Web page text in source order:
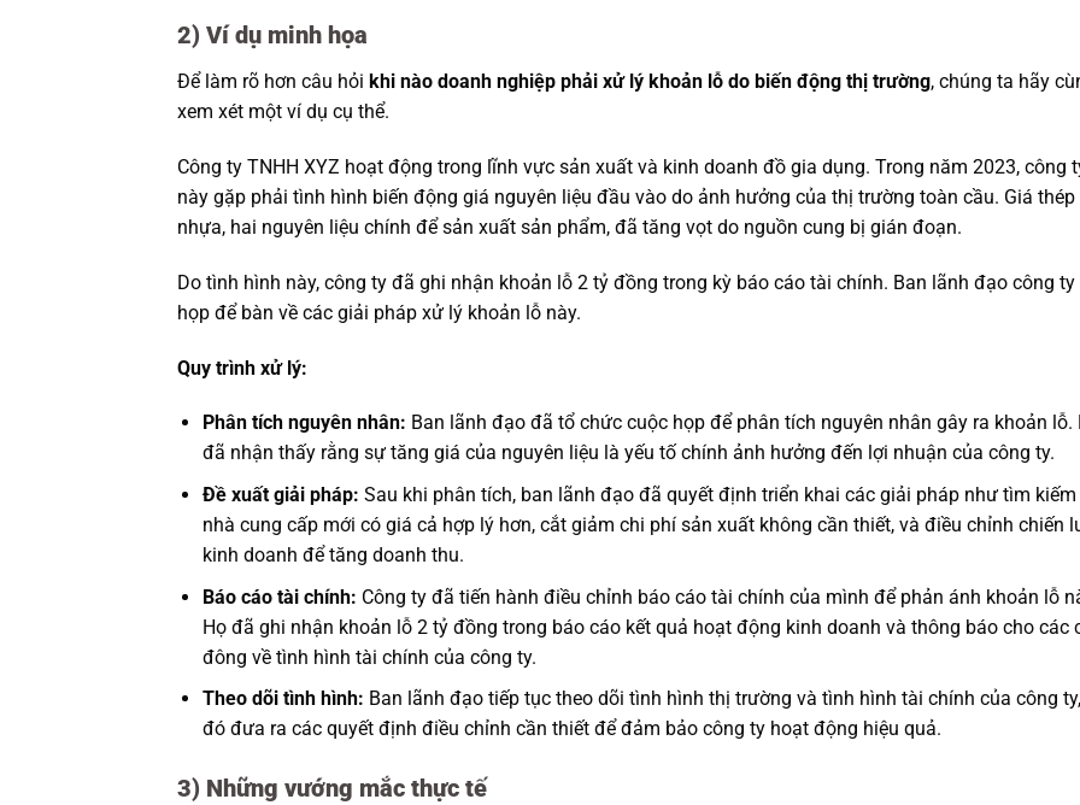
2) Ví dụ minh họa
Để làm rõ hơn câu hỏi khi nào doanh nghiệp phải xử lý khoản lỗ do biến động thị trường, chúng ta hãy
xem xét một ví dụ cụ thể.
Công ty TNHH XYZ hoạt động trong lĩnh vực sản xuất và kinh doanh đồ gia dụng. Trong năm 2023, công
này gặp phải tình hình biến động giá nguyên liệu đầu vào do ảnh hưởng của thị trường toàn cầu. Giá thép
nhựa, hai nguyên liệu chính để sản xuất sản phẩm, đã tăng vọt do nguồn cung bị gián đoạn.
Do tình hình này, công ty đã ghi nhận khoản lỗ 2 tỷ đồng trong kỳ báo cáo tài chính. Ban lãnh đạo công ty
họp để bàn về các giải pháp xử lý khoản lỗ này.
Quy trình xử lý:
Phân tích nguyên nhân: Ban lãnh đạo đã tổ chức cuộc họp để phân tích nguyên nhân gây ra khoản lỗ.
đã nhận thấy rằng sự tăng giá của nguyên liệu là yếu tố chính ảnh hưởng đến lợi nhuận của công ty.
Đề xuất giải pháp: Sau khi phân tích, ban lãnh đạo đã quyết định triển khai các giải pháp như tìm kiếm
nhà cung cấp mới có giá cả hợp lý hơn, cắt giảm chi phí sản xuất không cần thiết, và điều chỉnh chiến
kinh doanh để tăng doanh thu.
Báo cáo tài chính: Công ty đã tiến hành điều chỉnh báo cáo tài chính của mình để phản ánh khoản lỗ
Họ đã ghi nhận khoản lỗ 2 tỷ đồng trong báo cáo kết quả hoạt động kinh doanh và thông báo cho các
đông về tình hình tài chính của công ty.
Theo dõi tình hình: Ban lãnh đạo tiếp tục theo dõi tình hình thị trường và tình hình tài chính của công
đó đưa ra các quyết định điều chỉnh cần thiết để đảm bảo công ty hoạt động hiệu quả.
3) Những vướng mắc thực tế